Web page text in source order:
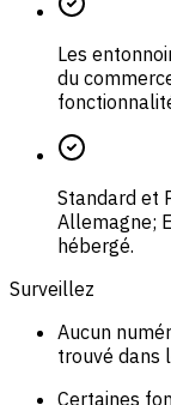
Les
du
Standard et
Allemagne;
hébergé.
Surveillez
Aucun
trouvé dans
Certaines